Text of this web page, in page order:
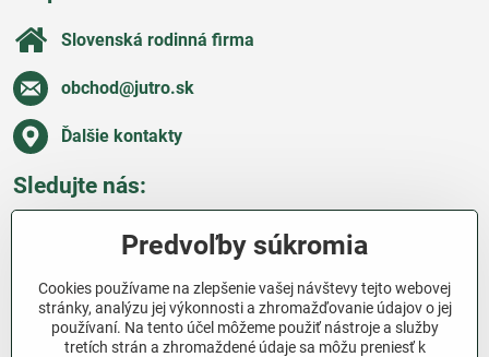
Slovenská rodinná firma
obchod​@jutro​.sk
Ďalšie kontakty
Sledujte nás:
Všetko o nákupe
Ďakujeme za podporu
Predvoľby súkromia
Cookies používame na zlepšenie vašej návštevy tejto webovej
stránky, analýzu jej výkonnosti a zhromažďovanie údajov o jej
používaní. Na tento účel môžeme použiť nástroje a služby
tretích strán a zhromaždené údaje sa môžu preniesť k